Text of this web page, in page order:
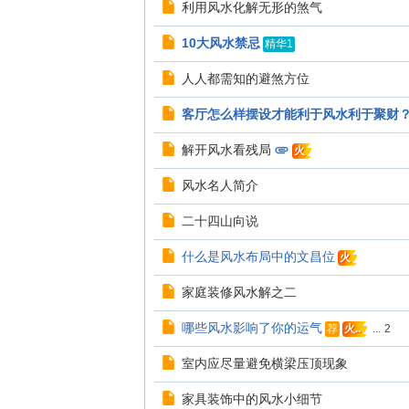
利用风水化解无形的煞气
10大风水禁忌 精华1
人人都需知的避煞方位
客厅怎么样摆设才能利于风水利于聚财？
解开风水看残局 火
风水名人简介
二十四山向说
什么是风水布局中的文昌位 火
家庭装修风水解之二
哪些风水影响了你的运气 荐 火.. ... 2
室内应尽量避免横梁压顶现象
家具装饰中的风水小细节